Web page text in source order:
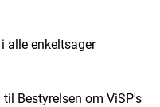
alle enkeltsager
Bestyrelsen om ViSP's